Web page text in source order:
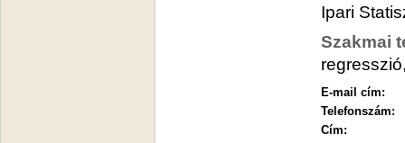
Ipari
Szakmai
E-mail cím:
Telefonszám:
Cím: